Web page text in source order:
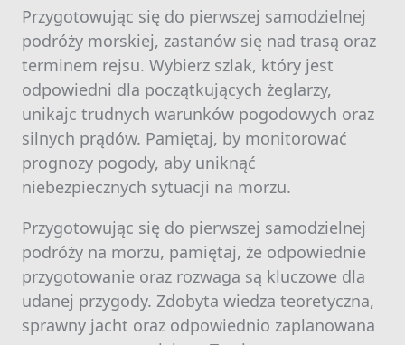
Przygotowując się do pierwszej samodzielnej
podróży morskiej, zastanów się nad trasą oraz
terminem rejsu. Wybierz szlak, który jest
odpowiedni dla początkujących żeglarzy,
unikajc trudnych warunków pogodowych oraz
silnych prądów. Pamiętaj, by monitorować
prognozy pogody, aby uniknąć
niebezpiecznych sytuacji na morzu.
Przygotowując się do pierwszej samodzielnej
podróży na morzu, pamiętaj, że odpowiednie
przygotowanie oraz rozwaga są kluczowe dla
udanej przygody. Zdobyta wiedza teoretyczna,
sprawny jacht oraz odpowiednio zaplanowana